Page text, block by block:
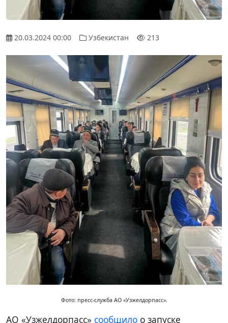
20.03.2024 00:00 Узбекистан 213
Фото: пресс-служба АО «Узжелдорпасс».
АО «Узжелдорпасс» сообщило о запуске